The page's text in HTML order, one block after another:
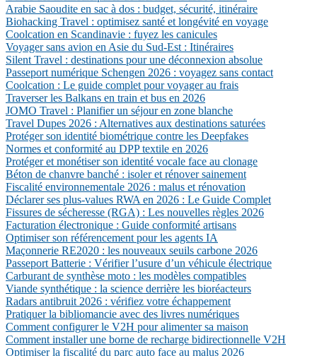
Arabie Saoudite en sac à dos : budget, sécurité, itinéraire
Biohacking Travel : optimisez santé et longévité en voyage
Coolcation en Scandinavie : fuyez les canicules
Voyager sans avion en Asie du Sud-Est : Itinéraires
Silent Travel : destinations pour une déconnexion absolue
Passeport numérique Schengen 2026 : voyagez sans contact
Coolcation : Le guide complet pour voyager au frais
Traverser les Balkans en train et bus en 2026
JOMO Travel : Planifier un séjour en zone blanche
Travel Dupes 2026 : Alternatives aux destinations saturées
Protéger son identité biométrique contre les Deepfakes
Normes et conformité au DPP textile en 2026
Protéger et monétiser son identité vocale face au clonage
Béton de chanvre banché : isoler et rénover sainement
Fiscalité environnementale 2026 : malus et rénovation
Déclarer ses plus-values RWA en 2026 : Le Guide Complet
Fissures de sécheresse (RGA) : Les nouvelles règles 2026
Facturation électronique : Guide conformité artisans
Optimiser son référencement pour les agents IA
Maçonnerie RE2020 : les nouveaux seuils carbone 2026
Passeport Batterie : Vérifier l’usure d’un véhicule électrique
Carburant de synthèse moto : les modèles compatibles
Viande synthétique : la science derrière les bioréacteurs
Radars antibruit 2026 : vérifiez votre échappement
Pratiquer la bibliomancie avec des livres numériques
Comment configurer le V2H pour alimenter sa maison
Comment installer une borne de recharge bidirectionnelle V2H
Optimiser la fiscalité du parc auto face au malus 2026